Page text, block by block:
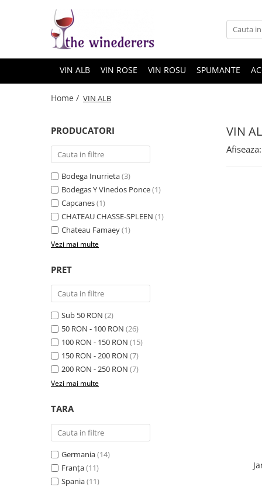
VIN ALB VIN ROSE VIN ROSU SPUMANTE
Home / VIN ALB
VIN
PRODUCATORI
Bodega Inurrieta(3)
Bodegas Y Vinedos Ponce(1)
Capcanes(1)
CHATEAU CHASSE-SPLEEN (1)
Chateau Famaey(1)
Vezi mai multe
PRET
Sub 50 RON (2)
50 RON - 100 RON (26)
100 RON - 150 RON (15)
150 RON - 200 RON (7)
200 RON - 250 RON (7)
Vezi mai multe
TARA
Germania(14)
Franța(11)
Spania(11)
Afiseaza: